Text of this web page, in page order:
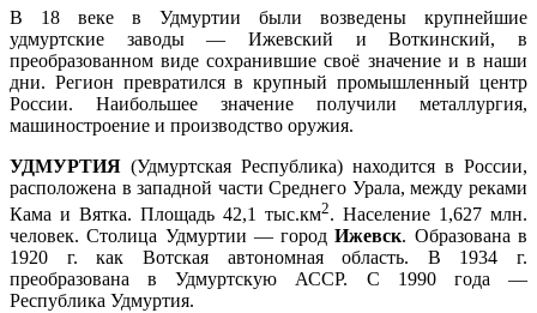
В 18 веке в Удмуртии были возведены крупнейшие
удмуртские заводы — Ижевский и Воткинский, в
преобразованном виде сохранившие своё значение и в наши
дни. Регион превратился в крупный промышленный центр
России. Наибольшее значение получили металлургия,
машиностроение и производство оружия.
УДМУРТИЯ (Удмуртская Республика) находится в России,
расположена в западной части Среднего Урала, между реками
Кама и Вятка. Площадь 42,1 тыс.км2. Население 1,627 млн.
человек. Столица Удмуртии — городИжевск. Образована в
1920 г. как Вотская автономная область. В 1934 г.
преобразована в Удмуртскую АССР. С 1990 года —
Республика Удмуртия.